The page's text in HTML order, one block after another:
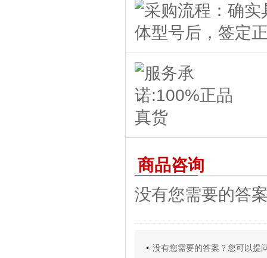
商品咨询
没有您需要的答
没有您需要的答案？您可以提